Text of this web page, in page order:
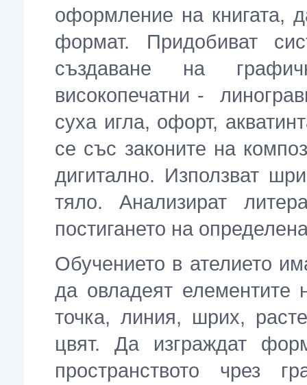
оформление на книгата,
формат. Придобиват
създаване на
високопечатни -
суха игла, офорт,
се със законите на
дигитално. Използват
тяло. Анализират
постигането на
Обучението в ателието
да овладеят елементите
точка, линия, шрих,
цвят. Да изграждат
пространството чрез